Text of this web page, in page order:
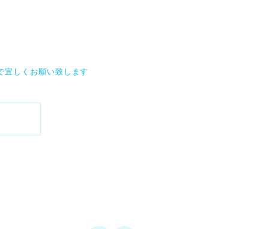
宜しくお願い致します